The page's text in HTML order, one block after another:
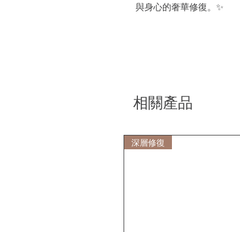
與身心的奢華修復。✨
相關產品
深層修復